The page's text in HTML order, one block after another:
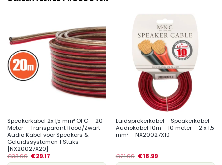
Speakerkabel 2x 1,5 mm² OFC – 20
Meter – Transparant Rood/Zwart –
Audio Kabel voor Speakers &
Geluidssystemen 1 Stuks
[NX20027X20]
€33.99 €29.17
Luidsprekerkabel – Speakerkabel –
Audiokabel 10m – 10 meter – 2 x 1,5
mm² – NX20027X10
€21.99 €18.99